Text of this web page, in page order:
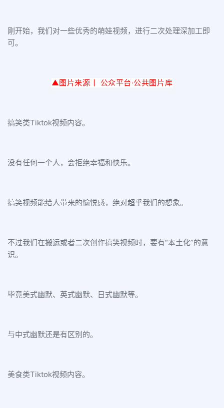
刚开始，我们对一些优秀的萌娃视频，进行二次处理深加工即
可。
▲图片来源丨 公众平台·公共图片库
搞笑类Tiktok视频内容。
没有任何一个人，会拒绝幸福和快乐。
搞笑视频能给人带来的愉悦感，绝对超乎我们的想象。
不过我们在搬运或者二次创作搞笑视频时，要有“本土化”的意
识。
毕竟美式幽默、英式幽默、日式幽默等。
与中式幽默还是有区别的。
美食类Tiktok视频内容。